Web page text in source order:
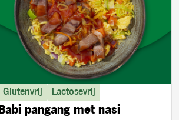
Glutenvrij Lactosevrij
Babi pangang met nasi